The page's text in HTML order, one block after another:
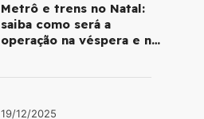
Metrô e trens no Natal:
saiba como será a
operação na véspera e no
19/12/2025